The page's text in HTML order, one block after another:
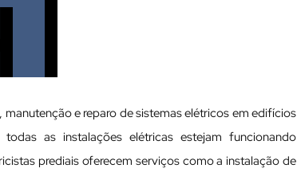
e reparo de sistemas elétricos em edifícios
as instalações elétricas estejam funcionando
prediais oferecem serviços como a instalação de